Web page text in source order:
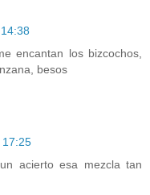
encantan los bizcochos,
besos
17:25
acierto esa mezcla tan